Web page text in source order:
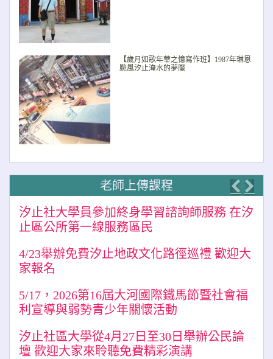
【歲月如歌年華之憶寫作班】1987年琳恩
颱風汐止淹水的夢魘
老師上傳課程
汐止社大學員參加終身學習諮詢師服務 在汐
止區公所第一線服務區民
4/23舉辦免費汐止地政文化路徑巡禮 歡迎大
家報名
5/17，2026第16屆大河國際鐵馬節暨社會福
利宣導與弱勢青少年關懷活動
汐止社區大學從4月27日至30日舉辦公民論
壇 歡迎大家來聆聽免費精彩演講